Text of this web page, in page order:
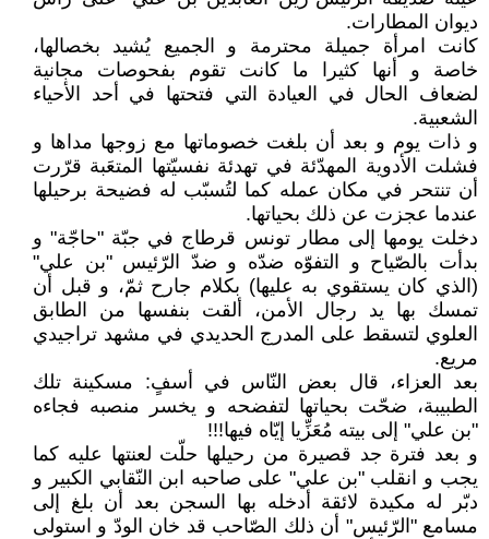
ديوان المطارات.
كانت امرأة جميلة محترمة و الجميع يُشيد بخصالها،
خاصة و أنها كثيرا ما كانت تقوم بفحوصات مجانية
لضعاف الحال في العيادة التي فتحتها في أحد الأحياء
الشعبية.
و ذات يوم و بعد أن بلغت خصوماتها مع زوجها مداها و
فشلت الأدوية المهدّئة في تهدئة نفسيّتها المتعَبة قرّرت
أن تنتحر في مكان عمله كما لتُسبّب له فضيحة برحيلها
عندما عجزت عن ذلك بحياتها.
دخلت يومها إلى مطار تونس قرطاج في جبّة ʺحاجّةʺ و
بدأت بالصّياح و التفوّه ضدّه و ضدّ الرّئيس ʺبن عليʺ
(الذي كان يستقوي به عليها) بكلام جارح ثمّ، و قبل أن
تمسك بها يد رجال الأمن، ألقت بنفسها من الطابق
العلوي لتسقط على المدرج الحديدي في مشهد تراجيدي
مريع.
بعد العزاء، قال بعض النّاس في أسفٍ: مسكينة تلك
الطبيبة، ضحّت بحياتها لتفضحه و يخسر منصبه فجاءه
ʺبن عليʺ إلى بيته مُعَزِّيا إيّاه فيها!!!
و بعد فترة جد قصيرة من رحيلها حلّت لعنتها عليه كما
يجب و انقلب ʺبن عليʺ على صاحبه ابن النّقابي الكبير و
دبّر له مكيدة لائقة أدخله بها السجن بعد أن بلغ إلى
مسامع ʺالرّئيسʺ أن ذلك الصّاحب قد خان الودّ و استولى